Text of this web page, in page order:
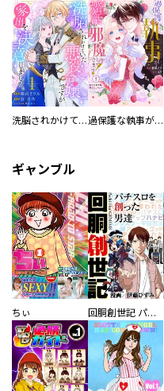
洗脳されかけていた悪役令嬢ですが家出を決意しました。【電子単行本版／特典おまけ付き】 過保護な執事が私の婚活を邪魔してきます！ 分冊版
ギャンブル
ちぃ 回胴創世記 パチスロを創った男達